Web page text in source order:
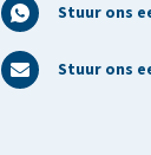
Stuur ons
Stuur ons